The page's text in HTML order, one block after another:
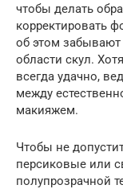
чтобы делать
корректировать
об этом
области скул.
всегда удачно,
между
макияжем.
Чтобы не
персиковые или
полупрозрачной